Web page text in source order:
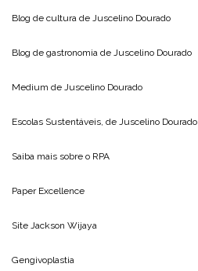
Blog de cultura de Juscelino Dourado
Blog de gastronomia de Juscelino Dourado
Medium de Juscelino Dourado
Escolas Sustentáveis, de Juscelino Dourado
Saiba mais sobre o RPA
Paper Excellence
Site Jackson Wijaya
Gengivoplastia